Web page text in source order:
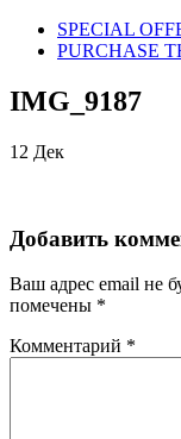
SPECIAL
PURCHASE
IMG_9187
12 Дек
Добавить
Ваш адрес email не
помечены *
Комментарий *